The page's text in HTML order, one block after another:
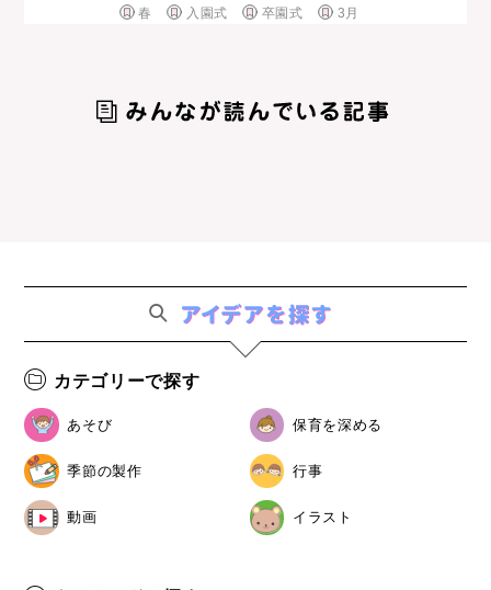
春 入園式 卒園式 3月
カテゴリーで探す
あそび 保育を深める
季節の製作 行事
動画 イラスト